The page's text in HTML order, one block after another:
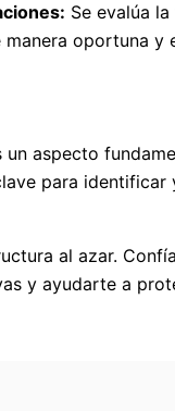
Se evalúa
oportuna y
aspecto
para
al azar.
y ayudarte a